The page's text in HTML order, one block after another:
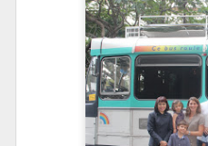
C'est non sans un vague à l'âme
que nous avons abandonné les
clefs de notre compagnon de